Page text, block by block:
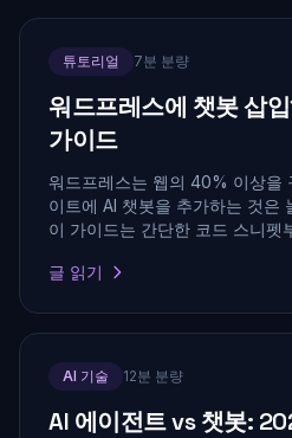
튜토리얼 7분 분량
워드프레스에 챗봇 삽
가이드
워드프레스는 웹의 40% 이상을
이트에 AI 챗봇을 추가하는 것은
이 가이드는 간단한 코드 스니펫
글 읽기
AI 기술 12분 분량
AI 에이전트 vs 챗봇: